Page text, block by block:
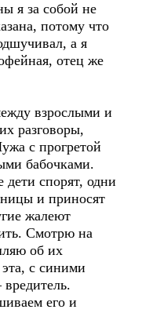
я за собой не
потому что
а я
отец же
взрослыми и
разговоры,
с прогретой
бабочками.
спорят, одни
и приносят
жалеют
Смотрю на
об их
с синими
его и